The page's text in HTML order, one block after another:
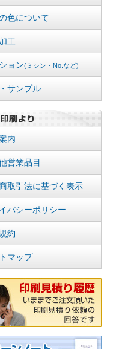
色について
工
ョン(ミシン・No.など)
サンプル
内
営業品目
取引法に基づく表示
バシーポリシー
約
マップ